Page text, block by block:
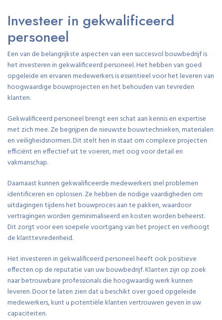
Investeer in gekwalificeerd
personeel
Een van de belangrijkste aspecten van een succesvol bouwbedrijf is
het investeren in gekwalificeerd personeel. Het hebben van goed
opgeleide en ervaren medewerkers is essentieel voor het leveren van
hoogwaardige bouwprojecten en het behouden van tevreden
klanten.
Gekwalificeerd personeel brengt een schat aan kennis en expertise
met zich mee. Ze begrijpen de nieuwste bouwtechnieken, materialen
en veiligheidsnormen. Dit stelt hen in staat om complexe projecten
efficiënt en effectief uit te voeren, met oog voor detail en
vakmanschap.
Daarnaast kunnen gekwalificeerde medewerkers snel problemen
identificeren en oplossen. Ze hebben de nodige vaardigheden om
uitdagingen tijdens het bouwproces aan te pakken, waardoor
vertragingen worden geminimaliseerd en kosten worden beheerst.
Dit zorgt voor een soepele voortgang van het project en verhoogt
de klanttevredenheid.
Het investeren in gekwalificeerd personeel heeft ook positieve
effecten op de reputatie van uw bouwbedrijf. Klanten zijn op zoek
naar betrouwbare professionals die hoogwaardig werk kunnen
leveren. Door te laten zien dat u beschikt over goed opgeleide
medewerkers, kunt u potentiële klanten vertrouwen geven in uw
capaciteiten.